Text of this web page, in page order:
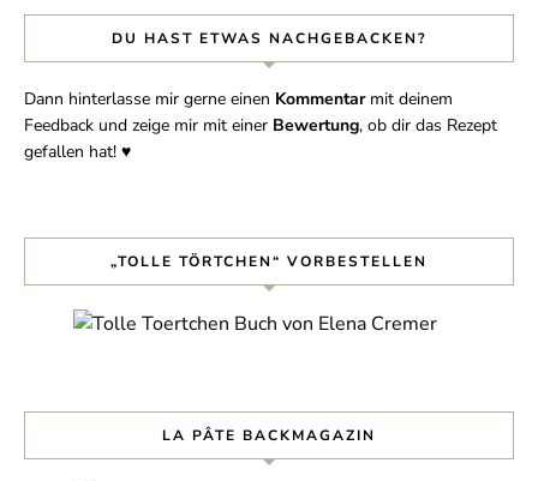
DU HAST ETWAS NACHGEBACKEN?
Dann hinterlasse mir gerne einen Kommentarmit deinem
Feedback und zeige mir mit einer Bewertung, ob dir das Rezept
gefallen hat! ♥︎
„TOLLE TÖRTCHEN“ VORBESTELLEN
LA PÂTE BACKMAGAZIN